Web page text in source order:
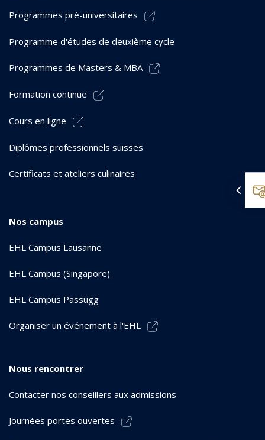
Programmes pré-universitaires
Programme d'études de deuxième cycle
Programmes de Masters & MBA
Formation continue
Cours en ligne
Diplômes professionnels suisses
Certificats et ateliers culinaires
Nos campus
EHL Campus Lausanne
EHL Campus (Singapore)
EHL Campus Passugg
Organiser un événement à l'EHL
Nous rencontrer
Contacter nos conseillers aux admissions
Journées portes ouvertes